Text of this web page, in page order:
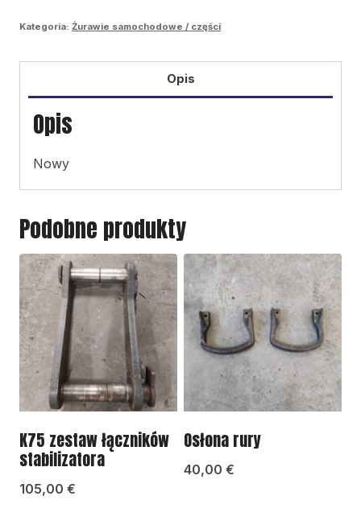
Kategoria: Żurawie samochodowe / części
Opis
Opis
Nowy
Podobne produkty
K75 zestaw łączników
stabilizatora
105,00 €
Osłona rury
40,00 €